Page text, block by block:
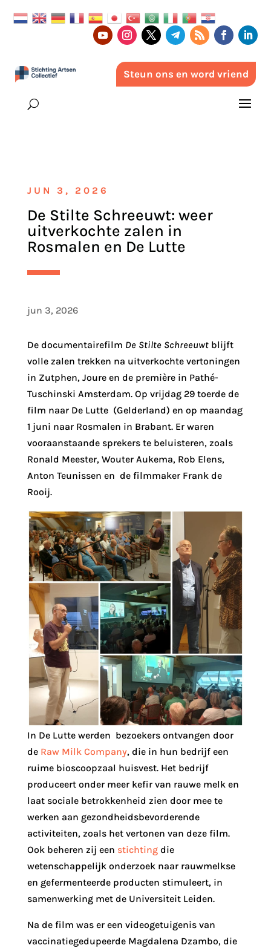
Steun ons en word vriend
JUN 3, 2026
De Stilte Schreeuwt: weer
uitverkochte zalen in
Rosmalen en De Lutte
jun 3, 2026
De documentairefilm De Stilte Schreeuwtblijft
volle zalen trekken na uitverkochte vertoningen
in Zutphen, Joure en de première in Pathé-
Tuschinski Amsterdam. Op vrijdag 29 toerde de
film naar De Lutte (Gelderland) en op maandag
1 juni naar Rosmalen in Brabant. Er waren
vooraanstaande sprekers te beluisteren, zoals
Ronald Meester, Wouter Aukema, Rob Elens,
Anton Teunissen en de filmmaker Frank de
Rooij.
In De Lutte werden bezoekers ontvangen door
de Raw Milk Company, die in hun bedrijf een
ruime bioscoopzaal huisvest. Het bedrijf
produceert onder meer kefir van rauwe melk en
laat sociale betrokkenheid zien door mee te
werken aan gezondheidsbevorderende
activiteiten, zoals het vertonen van deze film.
Ook beheren zij een stichtingdie
wetenschappelijk onderzoek naar rauwmelkse
en gefermenteerde producten stimuleert, in
samenwerking met de Universiteit Leiden.
Na de film was er een videogetuigenis van
vaccinatiegedupeerde Magdalena Dzambo, die